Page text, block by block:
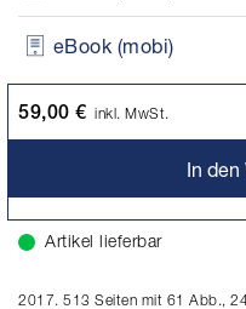
eBook (mobi)
59,00 € inkl. MwSt.
In den
Artikel lieferbar
2017. 513 Seiten mit 61 Abb.,